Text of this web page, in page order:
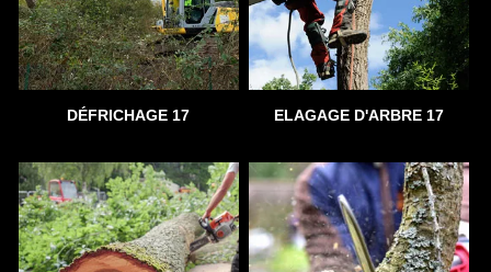
DÉFRICHAGE 17 ELAGAGE D'ARBRE 17